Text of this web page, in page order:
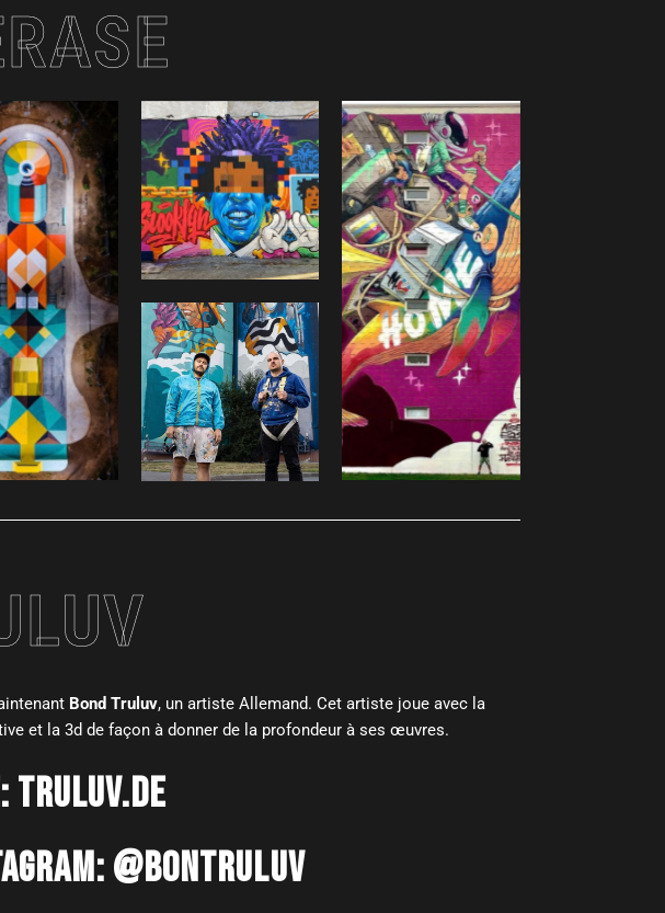
Bond Truluv, un artiste Allemand. Cet artiste joue avec la
et la 3d de façon à donner de la profondeur à ses œuvres.
TRULUV.DE
@BONTRULUV